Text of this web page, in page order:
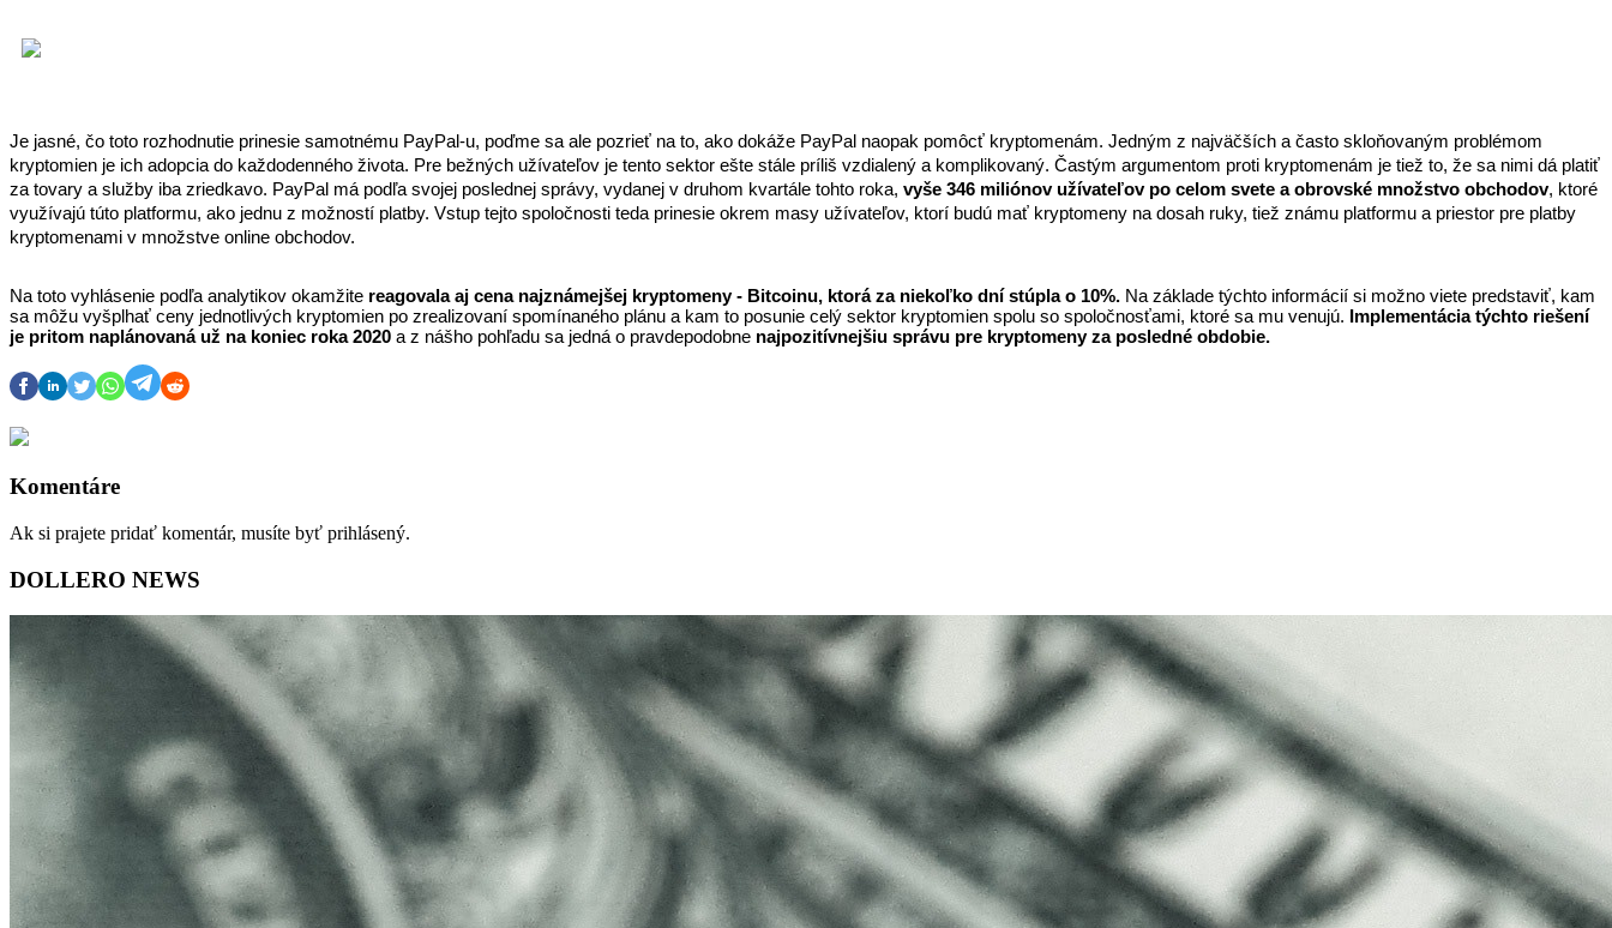
Je jasné, čo toto rozhodnutie prinesie samotnému PayPal-u, poďme sa ale pozrieť na to, ako dokáže PayPal naopak pomôcť kryptomenám. Jedným z najväčších a často skloňovaným problémom
kryptomien je ich adopcia do každodenného života. Pre bežných užívateľov je tento sektor ešte stále príliš vzdialený a komplikovaný. Častým argumentom proti kryptomenám je tiež to, že sa nimi dá platiť
za tovary a služby iba zriedkavo. PayPal má podľa svojej poslednej správy, vydanej v druhom kvartále tohto roka, vyše 346 miliónov užívateľov po celom svete a obrovské množstvo obchodov, ktoré
využívajú túto platformu, ako jednu z možností platby. Vstup tejto spoločnosti teda prinesie okrem masy užívateľov, ktorí budú mať kryptomeny na dosah ruky, tiež známu platformu a priestor pre platby
kryptomenami v množstve online obchodov.
Na toto vyhlásenie podľa analytikov okamžite reagovala aj cena najznámejšej kryptomeny - Bitcoinu, ktorá za niekoľko dní stúpla o 10%. Na základe týchto informácií si možno viete predstaviť, kam
sa môžu vyšplhať ceny jednotlivých kryptomien po zrealizovaní spomínaného plánu a kam to posunie celý sektor kryptomien spolu so spoločnosťami, ktoré sa mu venujú.
Implementácia týchto riešení
je pritom naplánovaná už na koniec roka 2020 a z nášho pohľadu sa jedná o pravdepodobne najpozitívnejšiu správu pre kryptomeny za posledné obdobie.
Komentáre
Ak si prajete pridať komentár, musíte byť prihlásený.
DOLLERO NEWS